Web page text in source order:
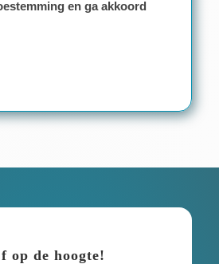
en ga akkoord
op de hoogte!